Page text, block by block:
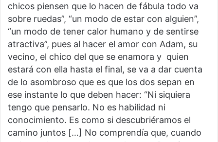
chicos piensen que lo hacen de fábula todo va
sobre ruedas”, “un modo de estar con alguien”,
“un modo de tener calor humano y de sentirse
atractiva”, pues al hacer el amor con Adam, su
vecino, el chico del que se enamora y quien
estará con ella hasta el final, se va a dar cuenta
de lo asombroso que es que los dos sepan en
ese instante lo que deben hacer: “Ni siquiera
tengo que pensarlo. No es habilidad ni
conocimiento. Es como si descubriéramos el
camino juntos […] No comprendía que, cuando